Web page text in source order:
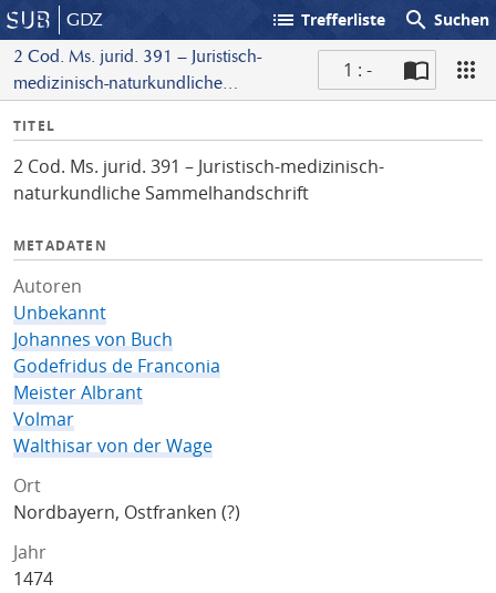
GDZ list Trefferliste search Suchen
2 Cod. Ms. jurid. 391 – Juristisch-
medizinisch-naturkundliche
1 : -
I
f
o
TITEL
2 Cod. Ms. jurid. 391 – Juristisch-medizinisch-
naturkundliche Sammelhandschrift
METADATEN
Autoren
Unbekannt
Johannes von Buch
Godefridus de Franconia
Meister Albrant
Volmar
Walthisar von der Wage
Ort
Nordbayern, Ostfranken (?)
Jahr
1474